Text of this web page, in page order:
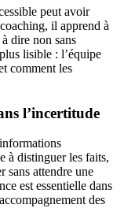
peut avoir
il apprend à
dire non sans
lisible : l’équipe
comment les
l’incertitude
à distinguer les faits,
sans attendre une
est essentielle dans
des